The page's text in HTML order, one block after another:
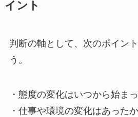
イント
判断の軸として、次のポイン
う。
・態度の変化はいつから始ま
・仕事や環境の変化はあったか